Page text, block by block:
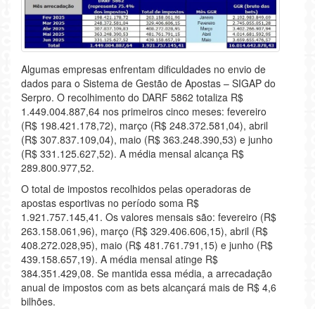
Algumas empresas enfrentam dificuldades no envio de
dados para o Sistema de Gestão de Apostas – SIGAP do
Serpro. O recolhimento do DARF 5862 totaliza R$
1.449.004.887,64 nos primeiros cinco meses: fevereiro
(R$ 198.421.178,72), março (R$ 248.372.581,04), abril
(R$ 307.837.109,04), maio (R$ 363.248.390,53) e junho
(R$ 331.125.627,52). A média mensal alcança R$
289.800.977,52.
O total de impostos recolhidos pelas operadoras de
apostas esportivas no período soma R$
1.921.757.145,41. Os valores mensais são: fevereiro (R$
263.158.061,96), março (R$ 329.406.606,15), abril (R$
408.272.028,95), maio (R$ 481.761.791,15) e junho (R$
439.158.657,19). A média mensal atinge R$
384.351.429,08. Se mantida essa média, a arrecadação
anual de impostos com as bets alcançará mais de R$ 4,6
bilhões.